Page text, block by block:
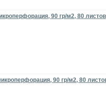
90 гр/м2, 80 листов
90 гр/м2, 80